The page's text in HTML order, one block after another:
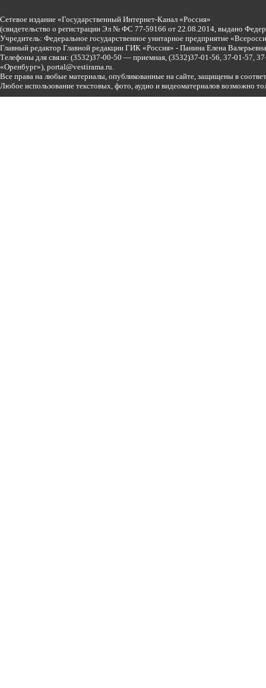
Сетевое издание «Государственный Интернет-Канал «Россия»
(свидетельство о регистрации Эл № ФС 77-59166 от 22.08.2014, выдано
Учредитель: Федеральное государственное унитарное предприятие
Главный редактор Главной редакции ГИК «Россия» - Панина Елена
Телефоны для связи: (3532)37-00-50 — приемная, (3532)37-01-56, 37-01-57,
«Оренбург»), portal@vestirama.ru.
Все права на любые материалы, опубликованные на сайте, защищены в
Любое использование текстовых, фото, аудио и видеоматериалов возможно